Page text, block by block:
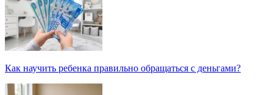
Как научить ребенка правильно обращаться с деньгами?